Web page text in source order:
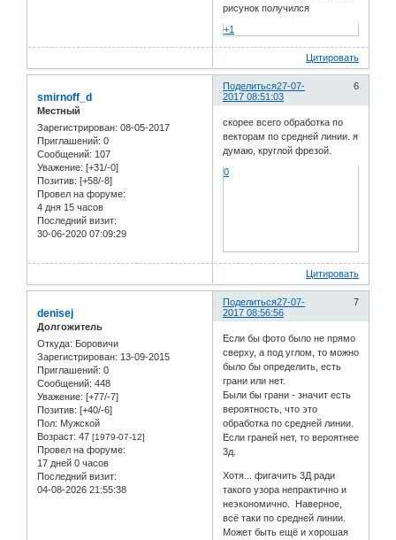
рисунок получился
+1
Цитировать
Поделиться 6
27-07-
2017 08:51:03
smirnoff_d
Местный
Зарегистрирован: 08-05-2017
Приглашений: 0
Сообщений: 107
Уважение: [+31/-0]
Позитив: [+58/-8]
Провел на форуме:
4 дня 15 часов
Последний визит:
30-06-2020 07:09:29
скорее всего обработка по
векторам по средней линии. я
думаю, круглой фрезой.
0
Цитировать
Поделиться 7
27-07-
2017 08:56:56
denisej
Долгожитель
Откуда: Боровичи
Зарегистрирован: 13-09-2015
Приглашений: 0
Сообщений: 448
Уважение: [+77/-7]
Позитив: [+40/-6]
Пол: Мужской
Возраст: 47 [1979-07-12]
Провел на форуме:
17 дней 0 часов
Последний визит:
04-08-2026 21:55:38
Если бы фото было не прямо
сверху, а под углом, то можно
было бы определить, есть
грани или нет.
Были бы грани - значит есть
вероятность, что это
обработка по средней линии.
Если граней нет, то вероятнее
3д.
Хотя... фигачить 3Д ради
такого узора непрактично и
неэкономично. Наверное,
всё таки по средней линии.
Может быть ещё и хорошая